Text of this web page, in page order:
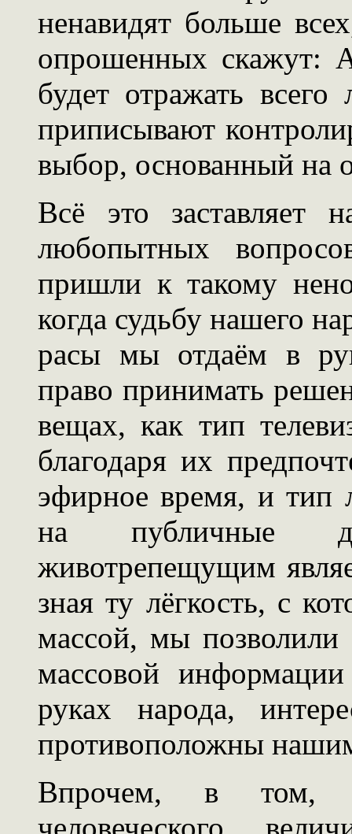
ненавидят больше
опрошенных скажут:
будет отражать
приписывают
выбор, основанный на
Всё это заставляет
любопытных
пришли к такому
когда судьбу нашего
расы мы отдаём в
право принимать
вещах, как тип
благодаря их
эфирное время, и тип
на публичные
животрепещущим
зная ту лёгкость, с
массой, мы позволили
массовой
руках народа,
противоположны
Впрочем, в том,